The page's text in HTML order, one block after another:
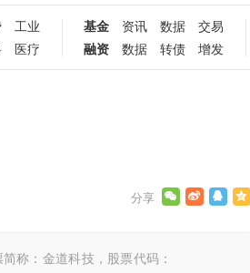
工业
医疗
基金 资讯 数据
交易
融资
数据 转债 增发
称：金道科技，股票代码：